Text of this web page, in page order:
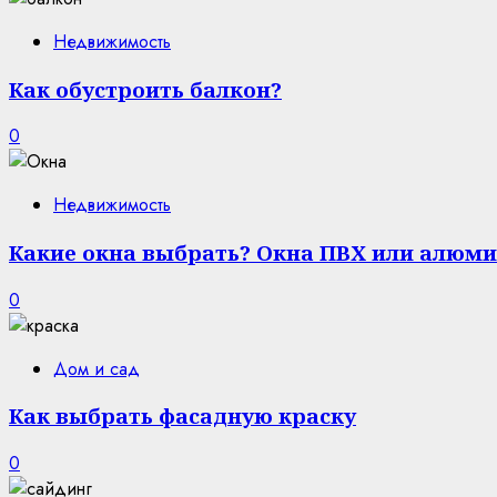
Недвижимость
Как обустроить балкон?
0
Недвижимость
Какие окна выбрать? Окна ПВХ или
0
Дом и сад
Как выбрать фасадную краску
0